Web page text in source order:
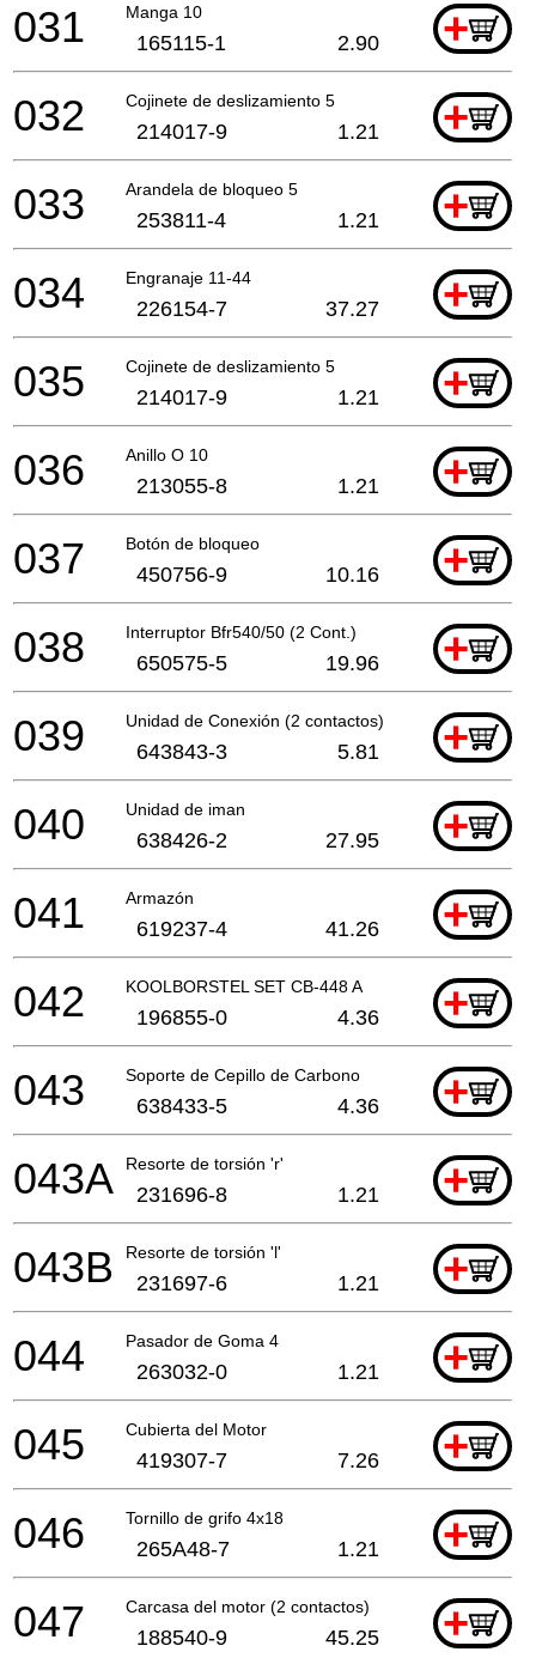
Manga 10 +
031 165115-1 2.90
Cojinete de deslizamiento 5 +
032 214017-9 1.21
Arandela de bloqueo 5 +
033 253811-4 1.21
Engranaje 11-44 +
034 226154-7 37.27
Cojinete de deslizamiento 5 +
035 214017-9 1.21
Anillo O 10 +
036 213055-8 1.21
Botón de bloqueo +
037 450756-9 10.16
Interruptor Bfr540/50 (2 Cont.) +
038 650575-5 19.96
Unidad de Conexión (2 contactos) +
039 643843-3 5.81
Unidad de iman +
040 638426-2 27.95
Armazón +
041 619237-4 41.26
KOOLBORSTEL SET CB-448 A +
042 196855-0 4.36
Soporte de Cepillo de Carbono +
043 638433-5 4.36
Resorte de torsión 'r' +
043A 231696-8 1.21
Resorte de torsión 'l' +
043B 231697-6 1.21
Pasador de Goma 4 +
044 263032-0 1.21
Cubierta del Motor +
045 419307-7 7.26
Tornillo de grifo 4x18 +
046 265A48-7 1.21
Carcasa del motor (2 contactos) +
047 188540-9 45.25